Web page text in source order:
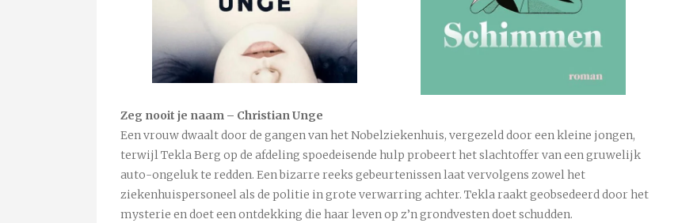
Zeg nooit je naam – Christian Unge
Een vrouw dwaalt door de gangen van het Nobelziekenhuis, vergezeld door een kleine jongen,
terwijl Tekla Berg op de afdeling spoedeisende hulp probeert het slachtoffer van een gruwelijk
auto-ongeluk te redden. Een bizarre reeks gebeurtenissen laat vervolgens zowel het
ziekenhuispersoneel als de politie in grote verwarring achter. Tekla raakt geobsedeerd door het
mysterie en doet een ontdekking die haar leven op z’n grondvesten doet schudden.